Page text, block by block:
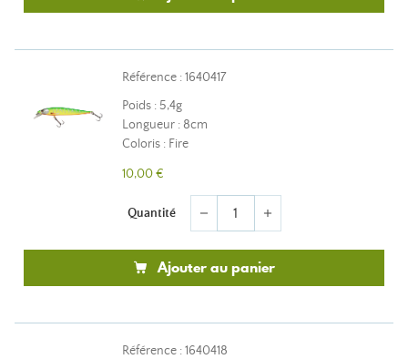
Référence : 1640417
Poids : 5,4g
Longueur : 8cm
Coloris : Fire
10,00 €
Quantité remove add
Ajouter au panier
Référence : 1640418